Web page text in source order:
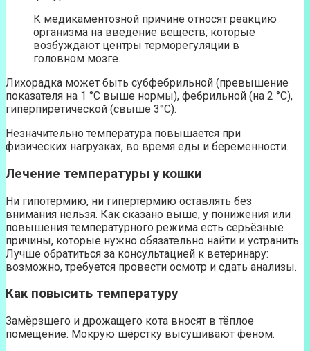
К медикаментозной причине относят реакцию
организма на введение веществ, которые
возбуждают центры терморегуляции в
головном мозге.
Лихорадка может быть субфебрильной (превышение
показателя на 1 °С выше нормы), фебрильной (на 2 °С),
гиперпиретической (свыше 3°С).
Незначительно температура повышается при
физических нагрузках, во время еды и беременности.
Лечение температуры у кошки
Ни гипотермию, ни гипертермию оставлять без
внимания нельзя. Как сказано выше, у понижения или
повышения температурного режима есть серьёзные
причины, которые нужно обязательно найти и устранить.
Лучше обратиться за консультацией к ветеринару:
возможно, требуется провести осмотр и сдать анализы.
Как повысить температуру
Замёрзшего и дрожащего кота вносят в тёплое
помещение. Мокрую шёрстку высушивают феном.